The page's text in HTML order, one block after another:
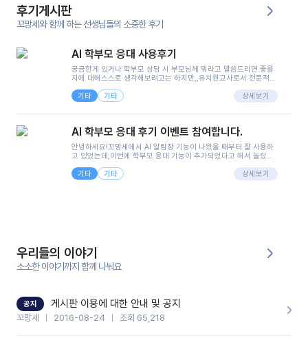
후기게시판
꼬망세와 함께 하는 선생님들의 소중한 후기
AI 학부모 응대 사용후기
궁금한게 있거나 학부모 상담 시 부모님께 뭐라고 말씀드리면 좋을
지에 대해스스로 생각해보려고는 하지만,,유치원교사로서 전문적인
려니 어려울때가...^^(저만 그런거 아니죠 ㅜㅜ)꼬망봇의 장점은 지
피티나 제미나이는 몇세이고 여자인지 남자인지 등그래도 좀 기본
정보를 제공하면서 물어봐야할 때가 있어그때마다 정보를 입력하는
으셔서 고민이 됐는데ai 학부모 응대를 써볼 수 있어서 좋았어요!앞
면..)그리고 제가 신입 때 이게 있었더라면 ㅜㅜㅜㅜ?응대 팁이 정말
좋은거 같아요지금은 그래도 아이들이 잘 이해 되지만초임 때는 정
말 어려워서 항상다른 선생님들께 도움을 요청했었거든요..ㅠ*일지
쓸 때도 좀 도움이 되는 거 같아요!
기타 기타 상세보기
AI 학부모 응대 후기 이벤트 참여합니다.
안녕하세요!꼬망세에서 AI 알림장 기능이 나왔을 때부터 잘 사용하
고 있었는데,이번에 학부모 응대 기능이 추가되었다고 해서 놀랐습
님 응대에 더 많은 부담을 느끼고 있습니다 ㅠㅠ이번에 제가 원에서
겪은 일과 학부모님께 전달드렸던 내용을 함께 보시고,저와 비슷한
을 많이 하는데,꼬망봇 덕분에 고민하는 시간을 줄이고 학부모님을
안심시킬 수 있었습니다.이 부분은 꼬망봇이 추가로 알려준 응대 tip
입니다.학부모님께 전화를 드리기 전에, 내용을 숙지하여 좀 더 전문
성 있는 교사가 되어 대화를 나눌 수 있었습니다.꼬망세 AI학부모 응
기능을 개발해 주셔서 감사합니다.
기타 기타 상세보기
우리들의 이야기
소소한 이야기까지 함께 나눠요
공지 게시판 이용에 대한 안내 및 공지
꼬망세 2016-08-24 조회 65,218